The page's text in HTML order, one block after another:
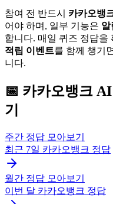
참여 전 반드시 카카오뱅
어야 하며, 일부 기능은 알
합니다. 매일 퀴즈 정답을
적립 이벤트를 함께 챙기
니다.
📅 카카오뱅크
기
주간 정답 모아보기
최근 7일 카카오뱅크 정답
월간 정답 모아보기
이번 달 카카오뱅크 정답